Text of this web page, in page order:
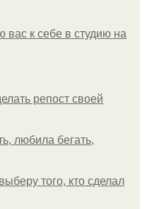
к себе в студию на
репост своей
любила бегать,
того, кто сделал